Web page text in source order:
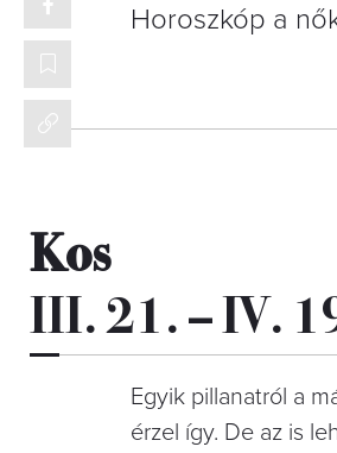
Horoszkóp a
Kos
III. 21. – IV.
Egyik pillanatról a
érzel így. De az is